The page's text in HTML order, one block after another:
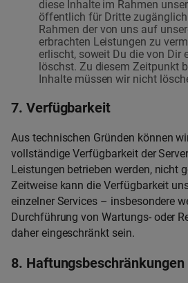
diese Inhalte im Rahmen
öffentlich für Dritte
Rahmen der von uns auf
erbrachten Leistungen zu
erlischt, soweit Du die von Dir
löschst. Zu diesem Zeitpunkt
Inhalte müssen wir nicht
7. Verfügbarkeit
Aus technischen Gründen können
vollständige Verfügbarkeit der
Leistungen betrieben werden, nicht
Zeitweise kann die Verfügbarkeit
einzelner Services – insbesondere
Durchführung von Wartungs- oder
daher eingeschränkt sein.
8. Haftungsbeschränkungen